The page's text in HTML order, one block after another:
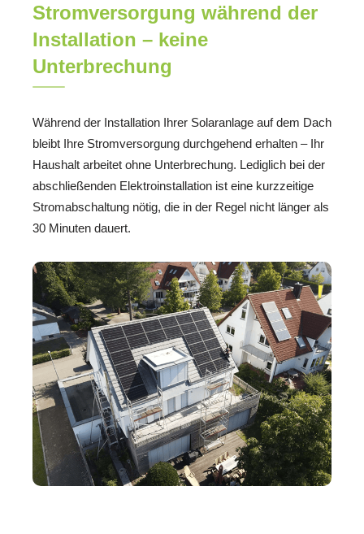
Stromversorgung während der
Installation – keine
Unterbrechung
Während der Installation Ihrer Solaranlage auf dem Dach
bleibt Ihre Stromversorgung durchgehend erhalten – Ihr
Haushalt arbeitet ohne Unterbrechung. Lediglich bei der
abschließenden Elektroinstallation ist eine kurzzeitige
Stromabschaltung nötig, die in der Regel nicht länger als
30 Minuten dauert.